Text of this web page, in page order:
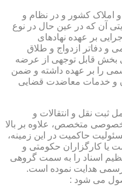
و املاک کشور و در نظام و
آن که در عین حال در نوع
بر عهده نهادهای
و دفاتر ازدواج و طلاق
بخش قابل توجهی از عرضه
را بر عهده داشته و ضمن
و خدمات معاضدت قضایی
ثبت نقل و انتقالات و
متخصص، علاوه بر بالا
حاکمیت در این زمینه،
کارگزاران حکومتی و
اسناد را به سمت گروهی
رسمی هدایت نموده است.
می شود :